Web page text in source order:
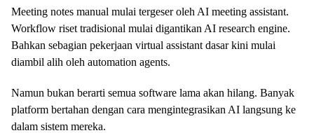
Meeting notes manual mulai tergeser oleh AI meeting assistant.
Workflow riset tradisional mulai digantikan AI research engine.
Bahkan sebagian pekerjaan virtual assistant dasar kini mulai
diambil alih oleh automation agents.
Namun bukan berarti semua software lama akan hilang. Banyak
platform bertahan dengan cara mengintegrasikan AI langsung ke
dalam sistem mereka.